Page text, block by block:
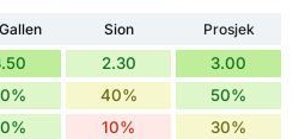
Sion
Prosjek
2.30 3.00
40% 50%
10% 30%